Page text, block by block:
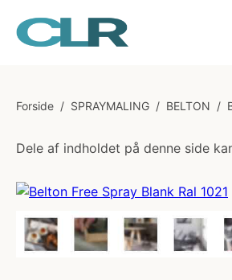
Forside / SPRAYMALING / BELTON /
Dele af indholdet på denne side